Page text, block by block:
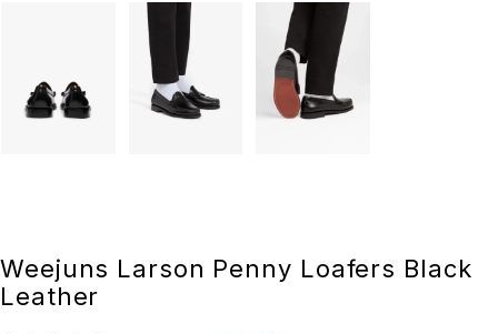
Weejuns Larson Penny Loafers Black
Leather